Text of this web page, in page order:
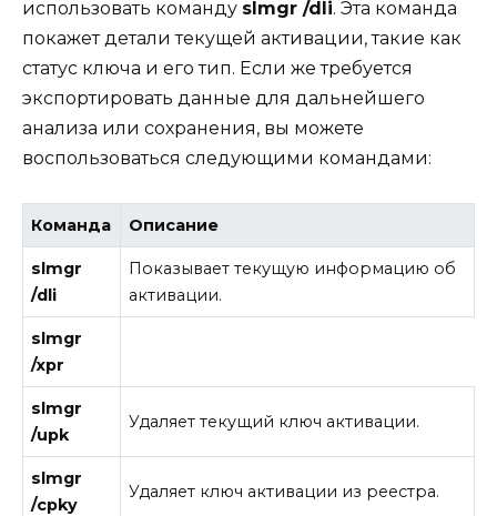
использовать команду slmgr /dli. Эта команда
покажет детали текущей активации, такие как
статус ключа и его тип. Если же требуется
экспортировать данные для дальнейшего
анализа или сохранения, вы можете
воспользоваться следующими командами:
Команда Описание
slmgr
/dli
Показывает текущую информацию об
активации.
slmgr
/xpr
slmgr
/upk
Удаляет текущий ключ активации.
slmgr
/cpky
Удаляет ключ активации из реестра.